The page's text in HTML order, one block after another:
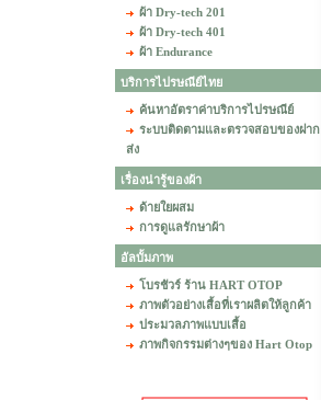
ผ้า Dry-tech 201
ผ้า Dry-tech 401
ผ้า Endurance
บริการไปรษณีย์ไทย
ค้นหาอัตราค่าบริการไปรษณีย์
ระบบติดตามและตรวจสอบของฝาก
ส่ง
เรื่องน่ารู้ของผ้า
ด้ายใยผสม
การดูแลรักษาผ้า
อัลบั้มภาพ
โบรชัวร์ ร้าน HART OTOP
ภาพตัวอย่างเสื้อที่เราผลิตให้ลูกค้า
ประมวลภาพแบบเสื้อ
ภาพกิจกรรมต่างๆของ Hart Otop